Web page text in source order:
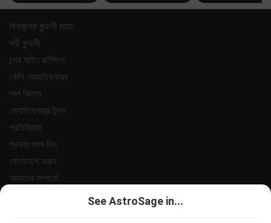
বিনামূল্যে কুন্ডলী ম্যাচ
ফ্রী কুন্ডলী
চন্দ্র সাইন রাশিফল
কেপি জ্যোতিষশাস্ত্র
লাল কিতাব
জ্যোতিষশাস্ত্র টুলস
প্রতিক্রিয়া
প্রবন্ধ জমা দিন
যোগাযোগ করুন
আমাদের সম্পর্কে
See AstroSage in...